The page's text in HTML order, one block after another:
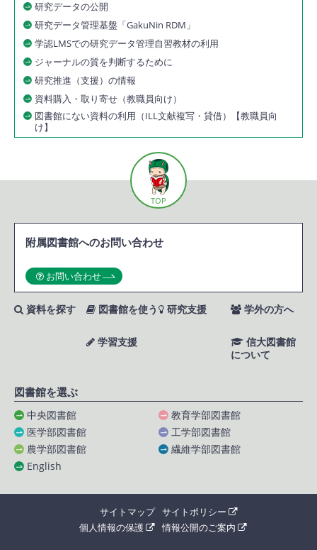
研究データの公開
研究データ管理基盤「GakuNin RDM」
学認LMSでの研究データ管理自習教材の利用
ジャーナルの質を判断するために
研究推進（支援）の情報
資料購入・取り寄せ（教職員向け）
図書館にない資料の利用（ILL文献複写・貸借）【教職員向
け】
附属図書館へのお問い合わせ
お問い合わせ
資料を探す 図書館を使う
学習支援
研究支援 学外の方へ
信大図書館
について
図書館を選ぶ
中央図書館
教育学部図書館
医学部図書館
工学部図書館
農学部図書館
繊維学部図書館
English
TOP
サイトマップ サイトポリシー
個人情報の保護
情報公開のご案内